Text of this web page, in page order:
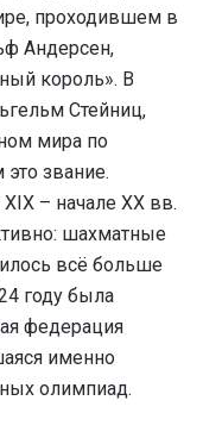
проходившем в
Андерсен,
король». В
Стейниц,
мира по
звание.
– начале XX вв.
шахматные
всё больше
году была
федерация
именно
олимпиад.